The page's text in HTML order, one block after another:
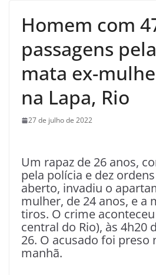
Homem com
passagens
mata ex-
na Lapa, Rio
27 de julho de 2022
Um rapaz de 26 anos,
pela polícia e dez
aberto, invadiu o
mulher, de 24 anos, e a
tiros. O crime
central do Rio), às 4h20
26. O acusado foi preso
manhã.